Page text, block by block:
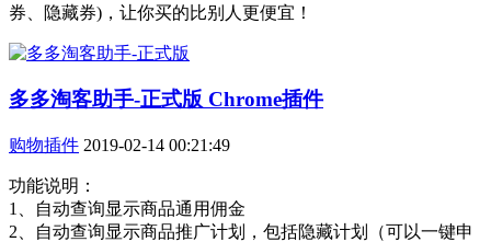
券、隐藏券)，让你买的比别人更便宜！
多多淘客助手-正式版 Chrome插件
购物插件 2019-02-14 00:21:49
功能说明：
1、自动查询显示商品通用佣金
2、自动查询显示商品推广计划，包括隐藏计划（可以一键申